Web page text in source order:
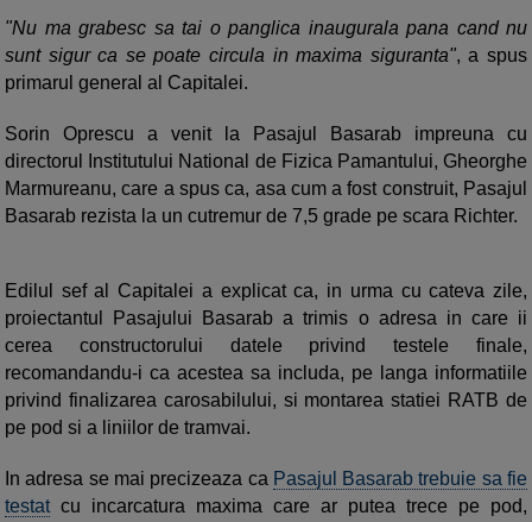
"Nu ma grabesc sa tai o panglica inaugurala pana cand nu
sunt sigur ca se poate circula in maxima siguranta", a spus
primarul general al Capitalei.
Sorin Oprescu a venit la Pasajul Basarab impreuna cu
directorul Institutului National de Fizica Pamantului, Gheorghe
Marmureanu, care a spus ca, asa cum a fost construit, Pasajul
Basarab rezista la un cutremur de 7,5 grade pe scara Richter.
Edilul sef al Capitalei a explicat ca, in urma cu cateva zile,
proiectantul Pasajului Basarab a trimis o adresa in care ii
cerea constructorului datele privind testele finale,
recomandandu-i ca acestea sa includa, pe langa informatiile
privind finalizarea carosabilului, si montarea statiei RATB de
pe pod si a liniilor de tramvai.
In adresa se mai precizeaza ca Pasajul Basarab trebuie sa fie
testatcu incarcatura maxima care ar putea trece pe pod,